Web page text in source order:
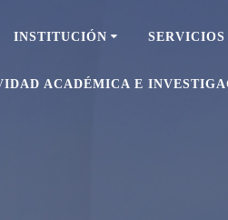
INSTITUCIÓN SERVICIOS
ACADÉMICA E